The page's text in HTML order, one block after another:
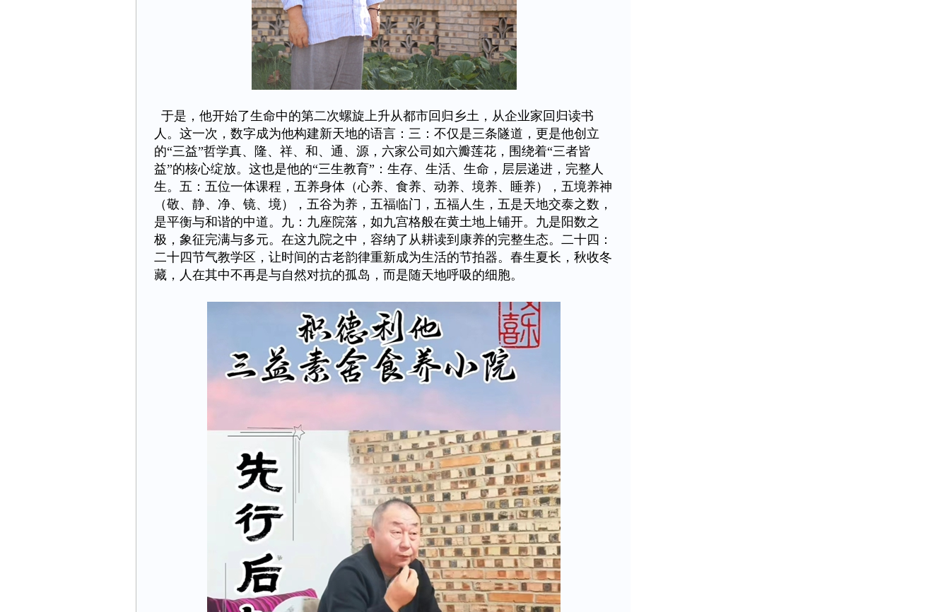
于是，他开始了生命中的第二次螺旋上升从都市回归乡土，从企业家回归读书
人。这一次，数字成为他构建新天地的语言：三：不仅是三条隧道，更是他创立
的“三益”哲学真、隆、祥、和、通、源，六家公司如六瓣莲花，围绕着“三者皆
益”的核心绽放。这也是他的“三生教育”：生存、生活、生命，层层递进，完整人
生。五：五位一体课程，五养身体（心养、食养、动养、境养、睡养），五境养神
（敬、静、净、镜、境），五谷为养，五福临门，五福人生，五是天地交泰之数，
是平衡与和谐的中道。九：九座院落，如九宫格般在黄土地上铺开。九是阳数之
极，象征完满与多元。在这九院之中，容纳了从耕读到康养的完整生态。二十四：
二十四节气教学区，让时间的古老韵律重新成为生活的节拍器。春生夏长，秋收冬
藏，人在其中不再是与自然对抗的孤岛，而是随天地呼吸的细胞。